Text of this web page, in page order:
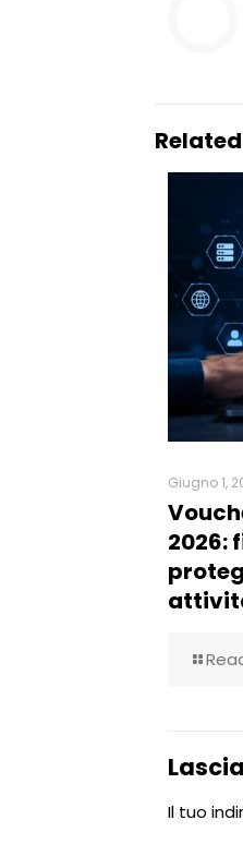
Giugno 1,
2026:
Il tuo